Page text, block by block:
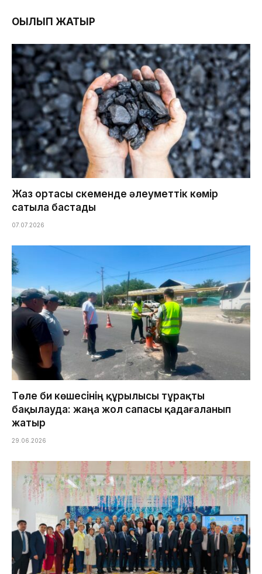
ОҚЫЛЫП ЖАТЫР
Жаз ортасы Өскеменде әлеуметтік көмір
сатыла бастады
07.07.2026
Төле би көшесінің құрылысы тұрақты
бақылауда: жаңа жол сапасы қадағаланып
жатыр
29.06.2026